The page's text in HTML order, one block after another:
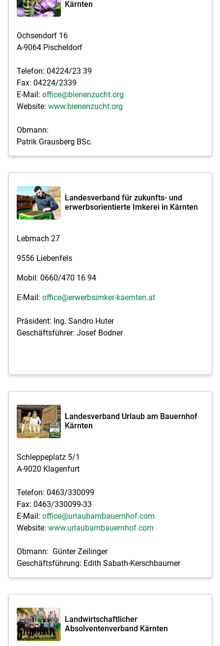
Kärnten
Ochsendorf 16
A-9064 Pischeldorf
Telefon: 04224/23 39
Fax: 04224/2339
E-Mail: office@bienenzucht.org
Website: www.bienenzucht.org
Obmann:
Patrik Grausberg BSc.
Landesverband für zukunfts- und
erwerbsorientierte Imkerei in Kärnten
Lebmach 27
9556 Liebenfels
Mobil: 0660/470 16 94
E-Mail: office@erwerbsimker-kaernten.at
Präsident: Ing. Sandro Huter
Geschäftsführer: Josef Bodner
Landesverband Urlaub am Bauernhof
Kärnten
Schleppeplatz 5/1
A-9020 Klagenfurt
Telefon: 0463/330099
Fax: 0463/330099-33
E-Mail: office@urlaubambauernhof.com
Website: www.urlaubambauernhof.com
Obmann: Günter Zeilinger
Geschäftsführung: Edith Sabath-Kerschbaumer
Landwirtschaftlicher
Absolventenverband Kärnten